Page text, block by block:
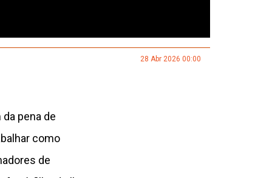
28 Abr 2026 00:00
pena de
como
de